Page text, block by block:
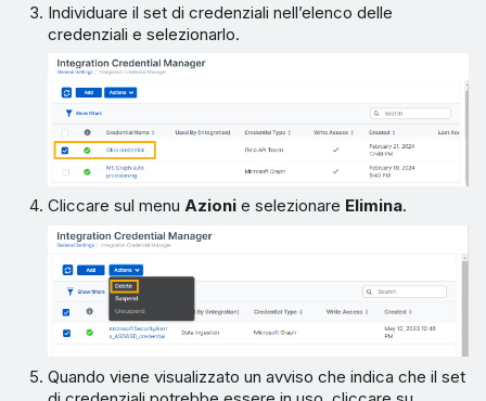
Individuare il set di credenziali nell’elenco delle
credenziali e selezionarlo.
Cliccare sul menuAzioni e selezionare Elimina.
Quando viene visualizzato un avviso che indica che il set